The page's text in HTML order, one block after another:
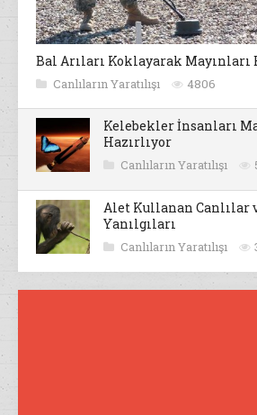
Bal Arıları Koklayarak Mayınları
Canlıların Yaratılışı 4806
Kelebekler İnsanları
Hazırlıyor
Canlıların Yaratılışı
Alet Kullanan
Yanılgıları
Canlıların Yaratılışı